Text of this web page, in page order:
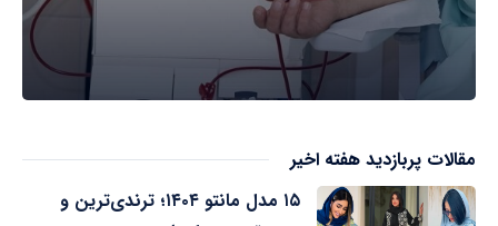
مقالات پربازدید هفته اخیر
۱۵ مدل مانتو ۱۴۰۴؛ ترندی‌ترین و